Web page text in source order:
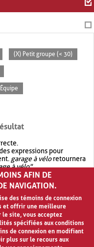
(X) Petit groupe (< 30)
expressions pour
garage à véloretournera
à vélo".
avec OR.garage OR vélo
quegarage à vélo
AFIN DE
NAVIGATION.
des témoins de connexion
et offrir une meilleure
le site, vous acceptez
spécifiées aux conditions
de connexion en modifiant
plus sur le recours aux